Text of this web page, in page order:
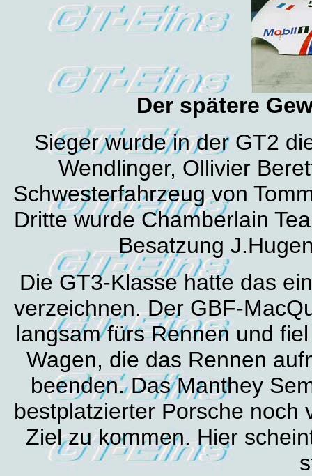
Der spätere
Sieger wurde in der GT2
Wendlinger, Ollivier
Schwesterfahrzeug von
Dritte wurde Chamberlain
Besatzung
Die GT3-Klasse hatte das
verzeichnen. Der GBF-
langsam fürs Rennen und
Wagen, die das Rennen
beenden. Das Manthey
bestplatzierter Porsche noch
Ziel zu kommen. Hier